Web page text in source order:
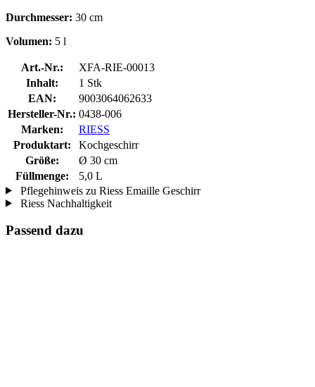
Durchmesser: 30 cm
Volumen: 5 l
Art.-Nr.:
XFA-RIE-00013
Inhalt:
1 Stk
EAN:
9003064062633
Hersteller-Nr.: 0438-006
Marken:
RIESS
Produktart:
Kochgeschirr
Größe:
Ø 30 cm
Füllmenge:
5,0 L
Pflegehinweis zu Riess Emaille Geschirr
Riess Nachhaltigkeit
Passend dazu